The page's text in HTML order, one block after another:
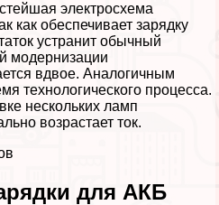
электросхема
как обеспечивает зарядку
устранит обычный
модернизации
вдвое. Аналогичным
технологического процесса.
нескольких ламп
возрастает ток.
для АКБ